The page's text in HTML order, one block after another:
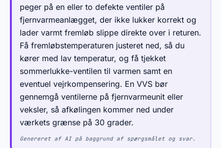
peger på en eller to defekte ventiler på
fjernvarmeanlægget, der ikke lukker korrekt og
lader varmt fremløb slippe direkte over i returen.
Få fremløbstemperaturen justeret ned, så du
kører med lav temperatur, og få tjekket
sommerlukke-ventilen til varmen samt en
eventuel vejrkompensering. En VVS bør
gennemgå ventilerne på fjernvarmeunit eller
veksler, så afkølingen kommer ned under
værkets grænse på 30 grader.
Genereret af AI på baggrund af spørgsmålet og svar.